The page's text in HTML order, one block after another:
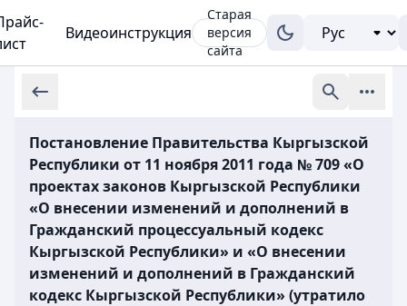
Видеоинструкция
Старая
версия
сайта
Постановление Правительства Кыргызской
Республики от 11 ноября 2011 года № 709 «О
проектах законов Кыргызской Республики
«О внесении изменений и дополнений в
Гражданский процессуальный кодекс
Кыргызской Республики» и «О внесении
изменений и дополнений в Гражданский
кодекс Кыргызской Республики» (утратило